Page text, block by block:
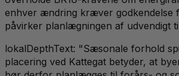
enhver ændring kræver godkendelse
påvirker planlægningen af udvendigt
lokalDepthText: "Sæsonale forhold
placering ved Kattegat betyder, at